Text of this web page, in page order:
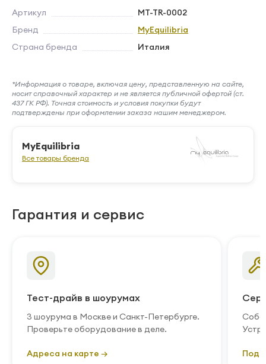
Артикул
MT-TR-0002
Бренд
MyEquilibria
Страна бренда
Италия
*Информация о товаре, включая цену, представленную на сайте,
носит справочный характер и не является публичной офертой (ст.
437 ГК РФ). Точная стоимость и условия покупки будут
подтверждены при оформлении заказа нашим менеджером.
MyEquilibria
Все товары бренда
Гарантия и сервис
Тест-драйв в шоурумах
3 шоурума в Москве и Санкт-Петербурге.
Проверьте оборудование в деле.
Адреса на карте →